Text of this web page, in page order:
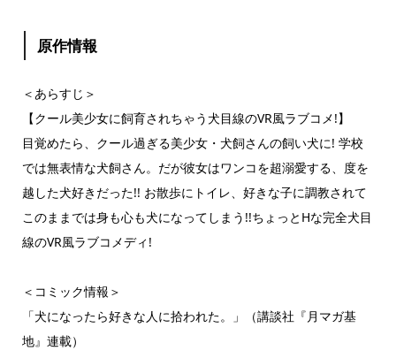
原作情報
＜あらすじ＞
【クール美少女に飼育されちゃう犬目線のVR風ラブコメ!】
目覚めたら、クール過ぎる美少女・犬飼さんの飼い犬に! 学校
では無表情な犬飼さん。だが彼女はワンコを超溺愛する、度を
越した犬好きだった!! お散歩にトイレ、好きな子に調教されて
このままでは身も心も犬になってしまう!!ちょっとHな完全犬目
線のVR風ラブコメディ!
＜コミック情報＞
「犬になったら好きな人に拾われた。」（講談社『月マガ基
地』連載）